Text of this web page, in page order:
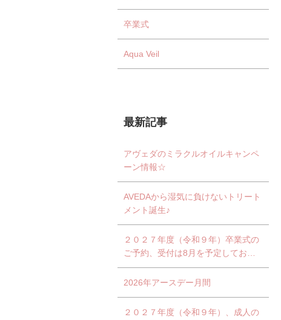
卒業式
Aqua Veil
最新記事
アヴェダのミラクルオイルキャンペ
ーン情報☆
AVEDAから湿気に負けないトリート
メント誕生♪
２０２７年度（令和９年）卒業式の
ご予約、受付は8月を予定しており
ます。
2026年アースデー月間
２０２７年度（令和９年）、成人の